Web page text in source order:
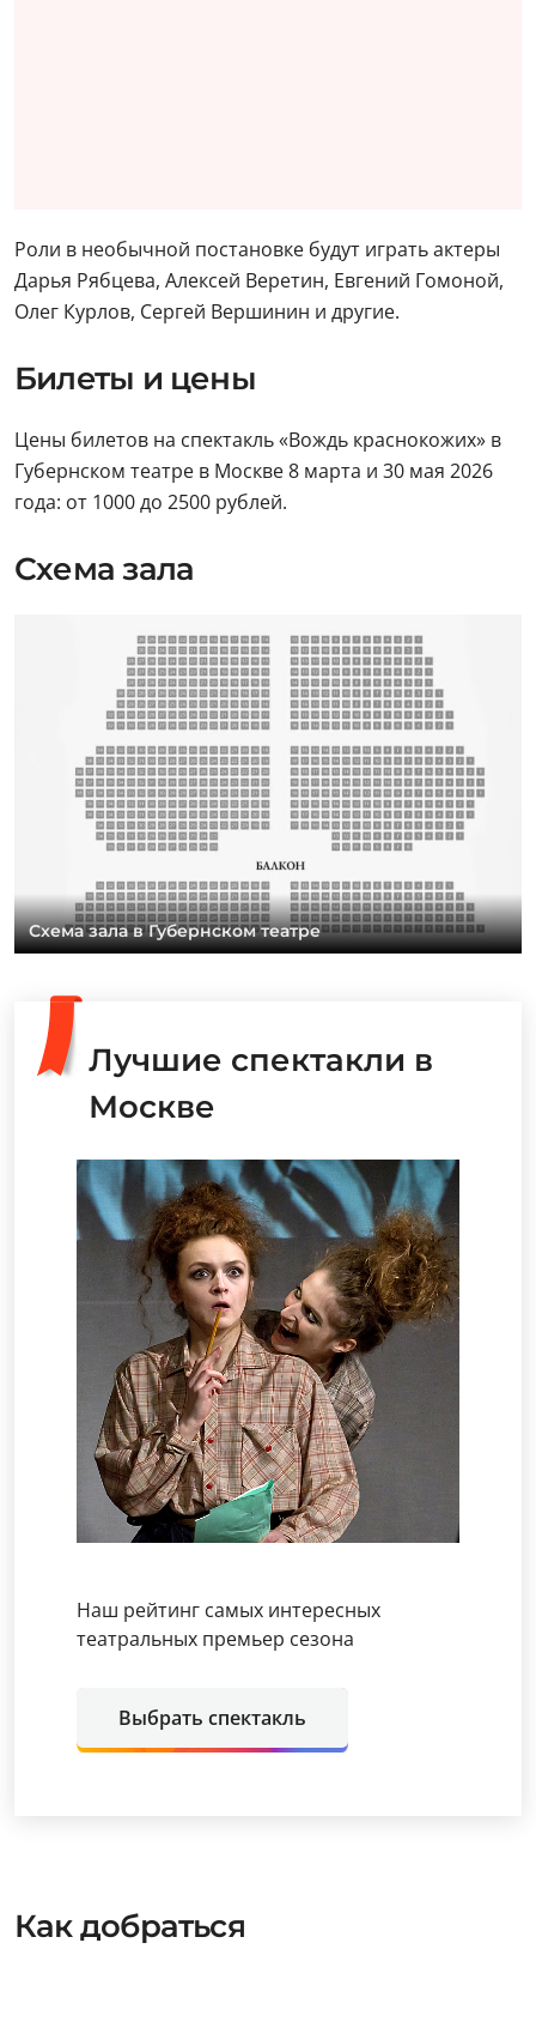
Роли в необычной постановке будут играть актеры
Дарья Рябцева, Алексей Веретин, Евгений Гомоной,
Олег Курлов, Сергей Вершинин и другие.
Билеты и цены
Цены билетов на спектакль «Вождь краснокожих» в
Губернском театре в Москве 8 марта и 30 мая 2026
года: от 1000 до 2500 рублей.
Схема зала
Схема зала в Губернском театре
Лучшие спектакли в
Москве
Наш рейтинг самых интересных
театральных премьер сезона
Выбрать спектакль
Как добраться